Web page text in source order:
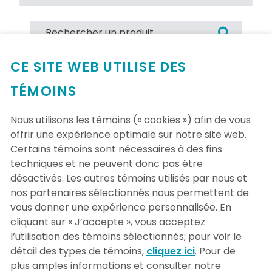
Aucun produit trouvé
CE SITE WEB UTILISE DES
TÉMOINS
Nous utilisons les témoins (« cookies ») afin de vous
offrir une expérience optimale sur notre site web.
Certains témoins sont nécessaires à des fins
techniques et ne peuvent donc pas être
désactivés. Les autres témoins utilisés par nous et
nos partenaires sélectionnés nous permettent de
vous donner une expérience personnalisée. En
cliquant sur « J’accepte », vous acceptez
l’utilisation des témoins sélectionnés; pour voir le
détail des types de témoins, cliquez ici. Pour de
plus amples informations et consulter notre